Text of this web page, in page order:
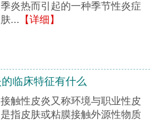
炎热而引起的一种季节性炎症
... 【详细】
临床特征有什么
接触性皮炎又称环境与职业性皮
指皮肤或粘膜接触外源性物质